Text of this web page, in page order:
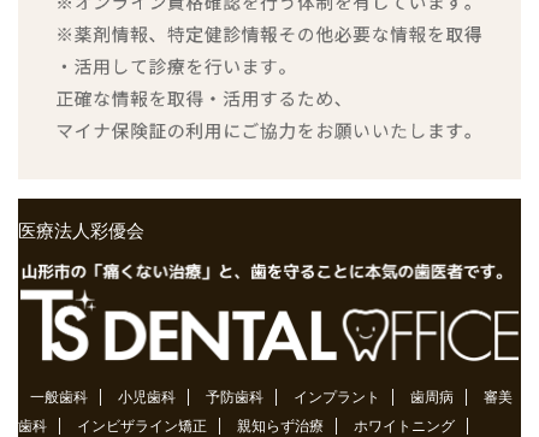
医療法人彩優会
一般歯科 小児歯科 予防歯科 インプラント 歯周病
審美
歯科
インビザライン矯正 親知らず治療 ホワイトニング